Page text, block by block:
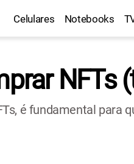
Celulares Notebooks
NFTs
é fundamental para